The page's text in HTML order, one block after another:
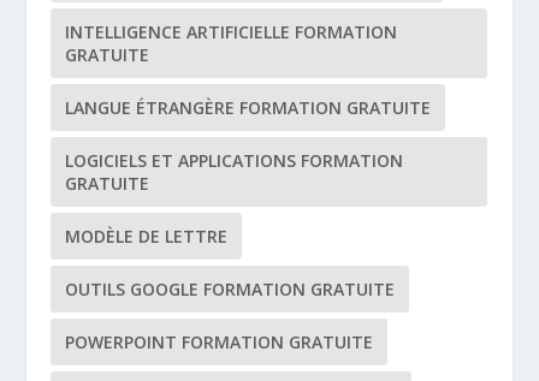
INTELLIGENCE ARTIFICIELLE FORMATION
GRATUITE
LANGUE ÉTRANGÈRE FORMATION GRATUITE
LOGICIELS ET APPLICATIONS FORMATION
GRATUITE
MODÈLE DE LETTRE
OUTILS GOOGLE FORMATION GRATUITE
POWERPOINT FORMATION GRATUITE